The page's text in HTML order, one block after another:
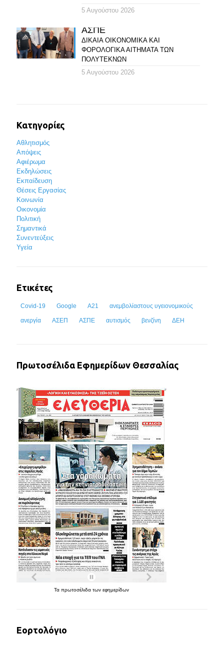
5 Αυγούστου 2026
ΑΣΠΕ
ΔΙΚΑΙΑ ΟΙΚΟΝΟΜΙΚΑ ΚΑΙ
ΦΟΡΟΛΟΓΙΚΑ ΑΙΤΗΜΑΤΑ ΤΩΝ
ΠΟΛΥΤΕΚΝΩΝ
5 Αυγούστου 2026
Κατηγορίες
Αθλητισμός
Απόψεις
Αφιέρωμα
Εκδηλώσεις
Εκπαίδευση
Θέσεις Εργασίας
Κοινωνία
Οικονομία
Πολιτική
Σημαντικά
Συνεντεύξεις
Υγεία
Ετικέτες
Covid-19 Google Α21 ανεμβολίαστους υγειονομικούς
ανεργία ΑΣΕΠ ΑΣΠΕ αυτισμός βενζίνη ΔΕΗ
Πρωτοσέλιδα Εφημερίδων Θεσσαλίας
Τα πρωτοσέλιδα των εφημερίδων
Εορτολόγιο